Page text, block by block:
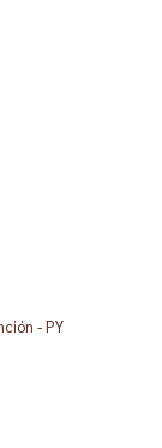
- PY